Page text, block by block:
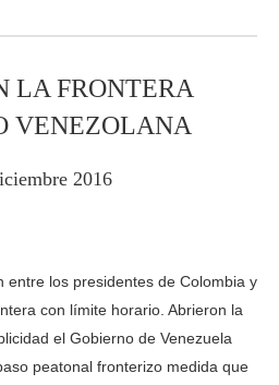
LA FRONTERA
VENEZOLANA
2016
entre los presidentes de Colombia y
con límite horario. Abrieron la
el Gobierno de Venezuela
peatonal fronterizo medida que